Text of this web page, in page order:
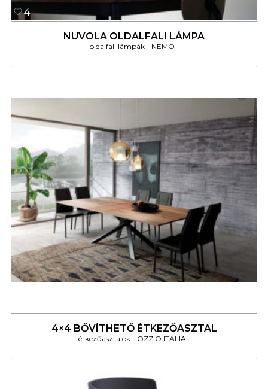
4
NUVOLA OLDALFALI LÁMPA
oldalfali lámpák NEMO
4×4 BŐVÍTHETŐ ÉTKEZŐASZTAL
étkezőasztalok OZZIO ITALIA